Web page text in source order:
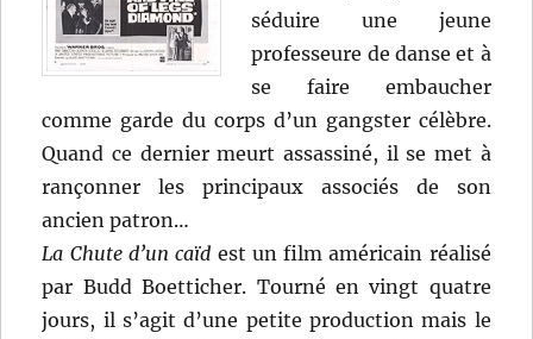
séduire une jeune
professeure de danse et à
se faire embaucher
comme garde du corps d’un gangster célèbre.
Quand ce dernier meurt assassiné, il se met à
rançonner les principaux associés de son
ancien patron…
La Chute d’un caïd est un film américain réalisé
par Budd Boetticher. Tourné en vingt quatre
jours, il s’agit d’une petite production mais le